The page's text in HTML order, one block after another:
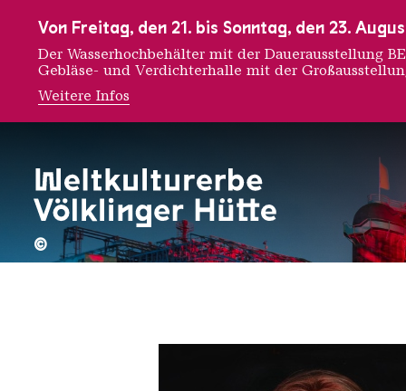
Emily
©
Von Freitag, den 21. bis Sonntag, den 23.
Der Wasserhochbehälter mit der Dauerausstellung
Gebläse- und Verdichterhalle mit der
Weitere Infos